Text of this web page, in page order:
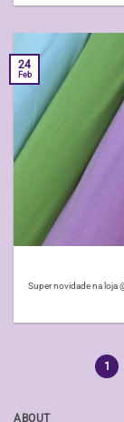
ABOUT
Super novidade na loja
24
Feb
1